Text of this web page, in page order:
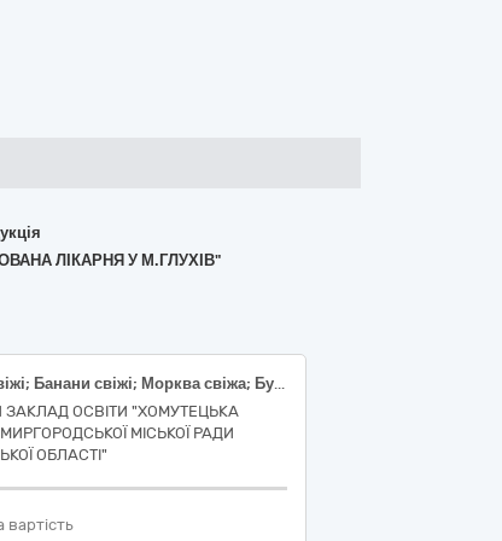
ЛІКАРНЯ У М.ГЛУХІВ"
Яблука свіжі; Банани свіжі; Морква свіжа; Буряк столовий; Цибуля ріпчаста свіжа; Помідори (томати) свіжі; Огірки свіжі; Капуста білоголова свіжа
ОСВІТИ "ХОМУТЕЦЬКА
МИРГОРОДСЬКОЇ МІСЬКОЇ РАДИ
ОБЛАСТІ"
вартість